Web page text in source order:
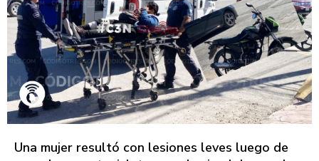
Una mujer resultó con lesiones leves luego de